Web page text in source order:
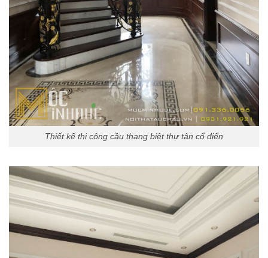
Thiết kế thi công cầu thang biệt thự tân cổ điển